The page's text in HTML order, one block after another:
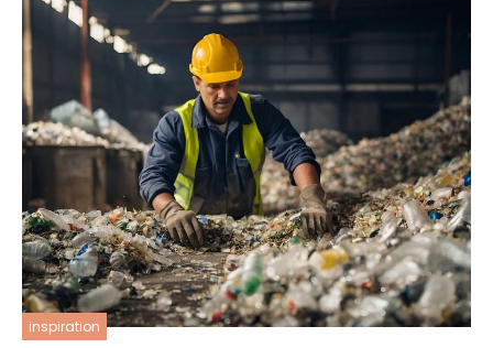
inspiration